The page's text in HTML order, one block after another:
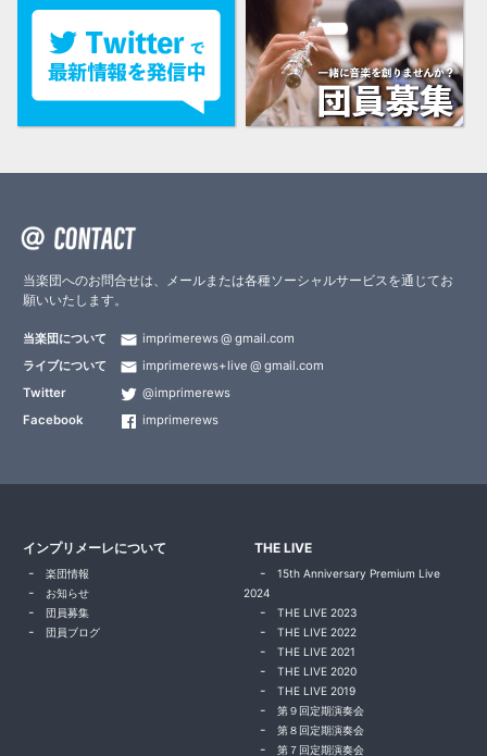
当楽団へのお問合せは、メールまたは各種ソーシャルサービスを通じてお
願いいたします。
当楽団について imprimerews
gmail.com
ライブについて
imprimerews+live
gmail.com
Twitter
@imprimerews
Facebook
imprimerews
インプリメーレについて
楽団情報
お知らせ
団員募集
団員ブログ
THE LIVE
15th Anniversary Premium Live
2024
THE LIVE 2023
THE LIVE 2022
THE LIVE 2021
THE LIVE 2020
THE LIVE 2019
第９回定期演奏会
第８回定期演奏会
第７回定期演奏会